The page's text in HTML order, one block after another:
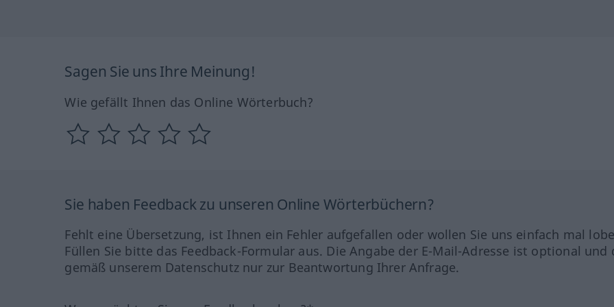
Sagen Sie uns Ihre Meinung!
Wie gefällt Ihnen das Online Wörterbuch?
Sie haben Feedback zu unseren Online Wörterbüchern?
Fehlt eine Übersetzung, ist Ihnen ein Fehler aufgefallen oder wollen Sie uns einfach mal
Füllen Sie bitte das Feedback-Formular aus. Die Angabe der E-Mail-Adresse ist optional und
gemäß unserem Datenschutz nur zur Beantwortung Ihrer Anfrage.